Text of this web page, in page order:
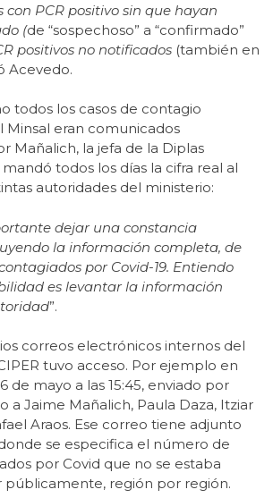
con PCR positivo sin que hayan
(de “sospechoso” a “confirmado”
positivos no notificados (también en
Acevedo.
todos los casos de contagio
Minsal eran comunicados
Mañalich, la jefa de la Diplas
todos los días la cifra real al
autoridades del ministerio:
dejar una constancia
la información completa, de
por Covid-19. Entiendo
es levantar la información
”.
correos electrónicos internos del
tuvo acceso. Por ejemplo en
de mayo a las 15:45, enviado por
a Jaime Mañalich, Paula Daza, Itziar
Araos. Ese correo tiene adjunto
se especifica el número de
por Covid que no se estaba
públicamente, región por región.